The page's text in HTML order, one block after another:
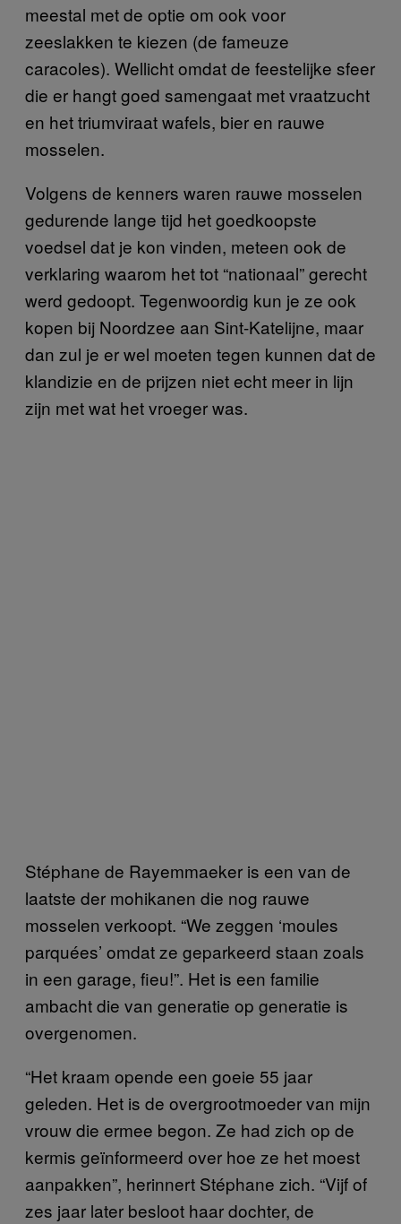
meestal met de optie om ook voor
zeeslakken te kiezen (de fameuze
caracoles). Wellicht omdat de feestelijke sfeer
die er hangt goed samengaat met vraatzucht
en het triumviraat wafels, bier en rauwe
mosselen.
Volgens de kenners waren rauwe mosselen
gedurende lange tijd het goedkoopste
voedsel dat je kon vinden, meteen ook de
verklaring waarom het tot “nationaal” gerecht
werd gedoopt. Tegenwoordig kun je ze ook
kopen bij Noordzee aan Sint-Katelijne, maar
dan zul je er wel moeten tegen kunnen dat de
klandizie en de prijzen niet echt meer in lijn
zijn met wat het vroeger was.
Stéphane de Rayemmaeker is een van de
laatste der mohikanen die nog rauwe
mosselen verkoopt. “We zeggen ‘moules
parquées’ omdat ze geparkeerd staan zoals
in een garage, fieu!”. Het is een familie
ambacht die van generatie op generatie is
overgenomen.
“Het kraam opende een goeie 55 jaar
geleden. Het is de overgrootmoeder van mijn
vrouw die ermee begon. Ze had zich op de
kermis geïnformeerd over hoe ze het moest
aanpakken”, herinnert Stéphane zich. “Vijf of
zes jaar later besloot haar dochter, de